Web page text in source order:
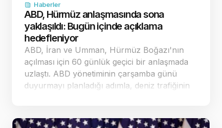
Haberler
ABD, Hürmüz anlaşmasında sona
yaklaşıldı: Bugün içinde açıklama
hedefleniyor
ABD, İran ve Umman, Hürmüz Boğazı'nın
açılması için 60 günlük geçici bir anlaşmada
uzlaştı. ABD yönetiminin çarşamba günü
duyurmayı planladığı adımla, deniz trafiğinin